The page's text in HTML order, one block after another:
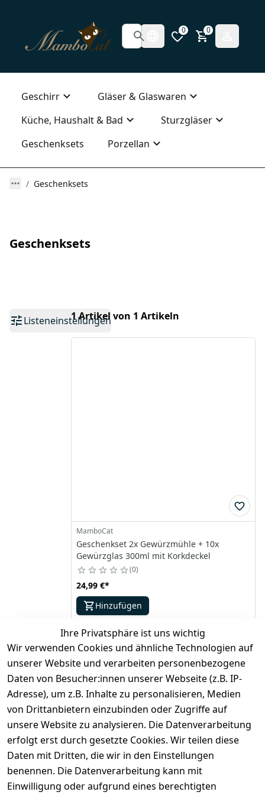
0 0
Geschirr
Gläser & Glaswaren
Küche, Haushalt & Bad
Sturzgläser
Geschenksets
Porzellan
Geschenksets
Geschenksets
Listeneinstellungen1 Artikel von 1 Artikeln
MamboCat
Geschenkset 2x Gewürzmühle + 10x
Gewürzglas 300ml mit Korkdeckel
0
24,99 €*
Hinzufügen
* inkl. ges. MwStzzgl.Versandkosten
1
Ihre Privatsphäre ist uns wichtig
Wir verwenden Cookies und ähnliche Technologien auf
unserer Website und verarbeiten personenbezogene
Daten von Besucher:innen unserer Webseite (z.B. IP-
Adresse), um z.B. Inhalte zu personalisieren, Medien
von Drittanbietern einzubinden oder Zugriffe auf
unsere Website zu analysieren. Die Datenverarbeitung
erfolgt erst durch gesetzte Cookies. Wir teilen diese
Daten mit Dritten, die wir in den Einstellungen
benennen. Die Datenverarbeitung kann mit
Einwilligung oder aufgrund eines berechtigten
RechtlichesServices